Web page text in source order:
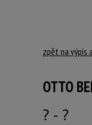
zpět na výpis
OTTO
? - ?